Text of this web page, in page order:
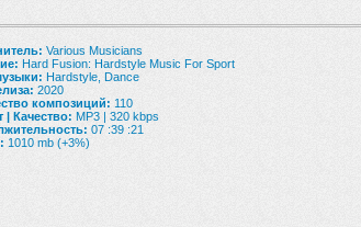
Various Musicians
Hard Fusion: Hardstyle Music For Sport
Hardstyle, Dance
2020
композиций: 110
| Качество: MP3 | 320 kbps
07 :39 :21
1010 mb (+3%)